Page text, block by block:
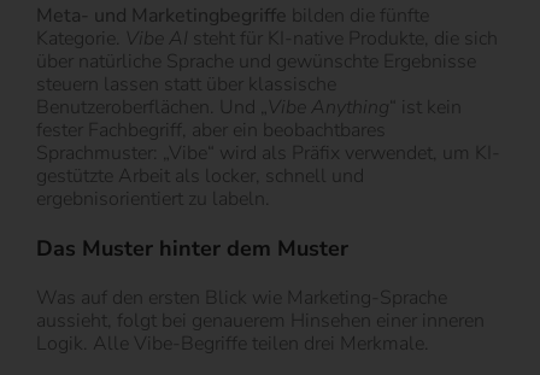
Meta- und Marketingbegriffe bilden die fünfte
Kategorie. Vibe AI steht für KI-native Produkte, die sich
über natürliche Sprache und gewünschte Ergebnisse
steuern lassen statt über klassische
Benutzeroberflächen. Und „Vibe Anything“ ist kein
fester Fachbegriff, aber ein beobachtbares
Sprachmuster: „Vibe“ wird als Präfix verwendet, um KI-
gestützte Arbeit als locker, schnell und
ergebnisorientiert zu labeln.
Das Muster hinter dem Muster
Was auf den ersten Blick wie Marketing-Sprache
aussieht, folgt bei genauerem Hinsehen einer inneren
Logik. Alle Vibe-Begriffe teilen drei Merkmale.